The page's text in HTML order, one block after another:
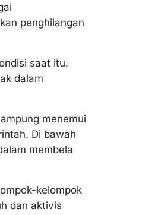
penghilangan
saat itu.
dalam
menemui
Di bawah
membela
kelompok
dan aktivis